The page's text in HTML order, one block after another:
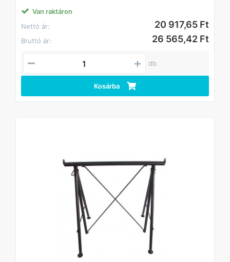
Van raktáron
Nettó ár:
20 917,65 Ft
Bruttó ár: 26 565,42 Ft
db
Kosárba